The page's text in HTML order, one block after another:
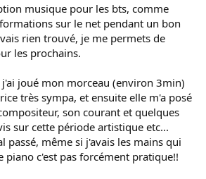
musique pour les bts, comme
sur le net pendant un bon
rien trouvé, je me permets de
les prochains.
joué mon morceau (environ 3min)
très sympa, et ensuite elle m'a posé
son courant et quelques
sur cette période artistique etc...
passé, même si j'avais les mains qui
c'est pas forcément pratique!!